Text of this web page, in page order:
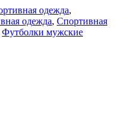
одежда,
одежда, Спортивная
Футболки мужские